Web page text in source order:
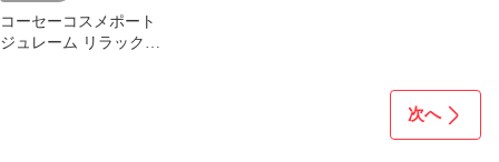
コーセーコスメポート
ジュレーム リラックス
次へ